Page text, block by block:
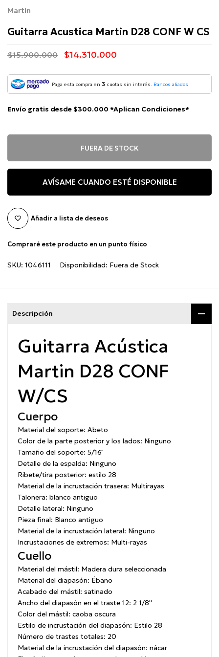
Martin
Guitarra Acustica Martin D28 CONF W CS
$15.900.000 $14.310.000
Paga esta compra en 3 cuotas sin interés. Bancos aliados
Envío gratis desde $300.000 *Aplican Condiciones*
FUERA DE STOCK
AVÍSAME CUANDO ESTÉ DISPONIBLE
Añadir a lista de deseos
Compraré este producto en un punto físico
SKU: 1046111 Disponibilidad: Fuera de Stock
Descripción
Guitarra Acústica
Martin D28 CONF
W/CS
Cuerpo
Material del soporte: Abeto
Color de la parte posterior y los lados: Ninguno
Tamaño del soporte: 5/16"
Detalle de la espalda: Ninguno
Ribete/tira posterior: estilo 28
Material de la incrustación trasera: Multirayas
Talonera: blanco antiguo
Detalle lateral: Ninguno
Pieza final: Blanco antiguo
Material de la incrustación lateral: Ninguno
Incrustaciones de extremos: Multi-rayas
Cuello
Material del mástil: Madera dura seleccionada
Material del diapasón: Ébano
Acabado del mástil: satinado
Ancho del diapasón en el traste 12: 2 1/8''
Color del mástil: caoba oscura
Estilo de incrustación del diapasón: Estilo 28
Número de trastes totales: 20
Material de la incrustación del diapasón: nácar